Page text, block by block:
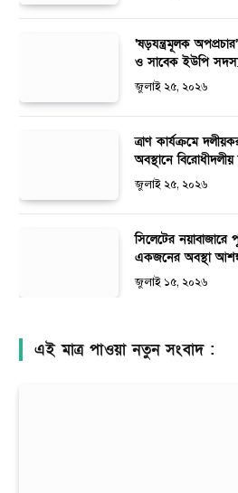
‘ষড়যন্ত্রমূলক
ও সাবেক ইউপি
জুলাই ২৫, ২০২৬
ত্রাণ কার্যক্রমে
অবস্থানে
জুলাই ২৫, ২০২৬
সিলেটের নয়াবাজারে
একজনের অবস্থা
জুলাই ১৫, ২০২৬
এই মাত্র পাওয়া নতুন সংবাদ :